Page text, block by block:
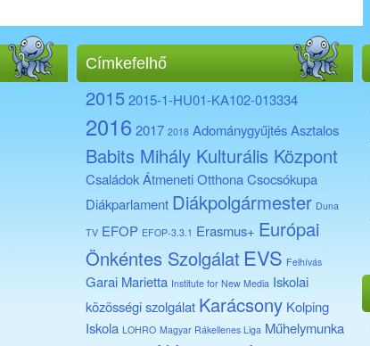
Címkefelhő
20152015-1-HU01-KA102-013334
2016 2017 2018 AdománygyűjtésAsztalos
Babits Mihály Kulturális Központ
Családok Átmeneti OtthonaCsocsókupa
Diákparlament Diákpolgármester Duna
TV EFOP EFOP-3.3.1 Erasmus+ Európai
Önkéntes Szolgálat EVS Felhívás
Garai Marietta Institute for New Media Iskolai
közösségi szolgálat Karácsony Kolping
Iskola LOHRO Magyar Rákellenes Liga Műhelymunka